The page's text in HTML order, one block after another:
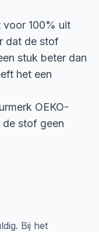
voor 100% uit
dat de stof
stuk beter dan
het een
OEKO-
de stof geen
Bij het